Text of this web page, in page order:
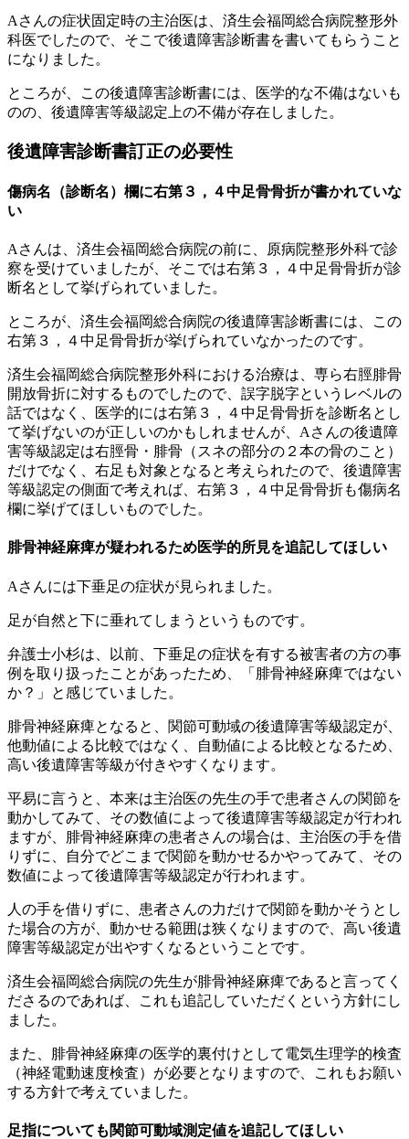
Aさんの症状固定時の主治医は、済生会福岡総合病院整形外
科医でしたので、そこで後遺障害診断書を書いてもらうこと
になりました。
ところが、この後遺障害診断書には、医学的な不備はないも
のの、後遺障害等級認定上の不備が存在しました。
後遺障害診断書訂正の必要性
傷病名（診断名）欄に右第３，４中足骨骨折が書かれていな
い
Aさんは、済生会福岡総合病院の前に、原病院整形外科で診
察を受けていましたが、そこでは右第３，４中足骨骨折が診
断名として挙げられていました。
ところが、済生会福岡総合病院の後遺障害診断書には、この
右第３，４中足骨骨折が挙げられていなかったのです。
済生会福岡総合病院整形外科における治療は、専ら右脛腓骨
開放骨折に対するものでしたので、誤字脱字というレベルの
話ではなく、医学的には右第３，４中足骨骨折を診断名とし
て挙げないのが正しいのかもしれませんが、Aさんの後遺障
害等級認定は右脛骨・腓骨（スネの部分の２本の骨のこと）
だけでなく、右足も対象となると考えられたので、後遺障害
等級認定の側面で考えれば、右第３，４中足骨骨折も傷病名
欄に挙げてほしいものでした。
腓骨神経麻痺が疑われるため医学的所見を追記してほしい
Aさんには下垂足の症状が見られました。
足が自然と下に垂れてしまうというものです。
弁護士小杉は、以前、下垂足の症状を有する被害者の方の事
例を取り扱ったことがあったため、「腓骨神経麻痺ではない
か？」と感じていました。
腓骨神経麻痺となると、関節可動域の後遺障害等級認定が、
他動値による比較ではなく、自動値による比較となるため、
高い後遺障害等級が付きやすくなります。
平易に言うと、本来は主治医の先生の手で患者さんの関節を
動かしてみて、その数値によって後遺障害等級認定が行われ
ますが、腓骨神経麻痺の患者さんの場合は、主治医の手を借
りずに、自分でどこまで関節を動かせるかやってみて、その
数値によって後遺障害等級認定が行われます。
人の手を借りずに、患者さんの力だけで関節を動かそうとし
た場合の方が、動かせる範囲は狭くなりますので、高い後遺
障害等級認定が出やすくなるということです。
済生会福岡総合病院の先生が腓骨神経麻痺であると言ってく
ださるのであれば、これも追記していただくという方針にし
ました。
また、腓骨神経麻痺の医学的裏付けとして電気生理学的検査
（神経電動速度検査）が必要となりますので、これもお願い
する方針で考えていました。
足指についても関節可動域測定値を追記してほしい